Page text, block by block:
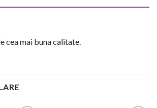
cea mai buna calitate.